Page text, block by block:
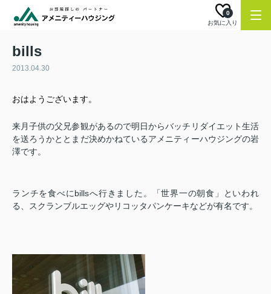
お気に入り
0
bills
2013.04.30
おはようございます。
来月子供の父兄参観があるので明日からバッチリダイエット生活
を送ろうかととまだ決めかねているアメニティーハウジングの岩
澤です。
ランチを食べにbillsへ行きました。「世界一の朝食」といわれ
る、スクランブルエッグやリコッタパンケーキなどが有名です。